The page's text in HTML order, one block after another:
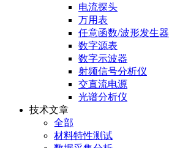
电流探头
万用表
任意函数/波形发生器
数字源表
数字示波器
射频信号分析仪
交直流电源
光谱分析仪
技术文章
全部
材料特性测试